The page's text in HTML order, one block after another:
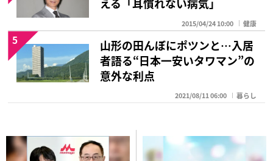
2015/04/24 10:00 健康
山形の田んぼにポツンと…入居
者語る“日本一安いタワマン”の
意外な利点
2021/08/11 06:00 暮らし
5